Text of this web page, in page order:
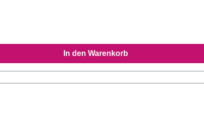
In den Warenkorb